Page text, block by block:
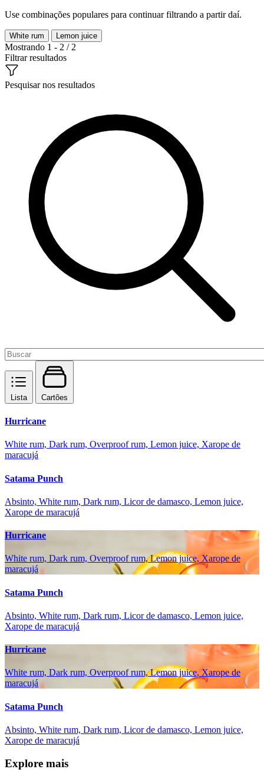
Use combinações populares para continuar filtrando a partir daí.
White rum Lemon juice
Mostrando 1 - 2 / 2
Filtrar resultados
Pesquisar nos resultados
Lista Cartões
Hurricane
White rum, Dark rum, Overproof rum, Lemon juice, Xarope de
maracujá
Satama Punch
Absinto, White rum, Dark rum, Licor de damasco, Lemon juice,
Xarope de maracujá
Hurricane
White rum, Dark rum, Overproof rum, Lemon juice, Xarope de
maracujá
Satama Punch
Absinto, White rum, Dark rum, Licor de damasco, Lemon juice,
Xarope de maracujá
Hurricane
White rum, Dark rum, Overproof rum, Lemon juice, Xarope de
maracujá
Satama Punch
Absinto, White rum, Dark rum, Licor de damasco, Lemon juice,
Xarope de maracujá
Explore mais